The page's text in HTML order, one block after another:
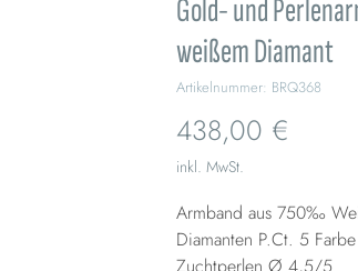
Gold- und
weißem Diamant
Artikelnummer: BRQ368
438,00 €
inkl. MwSt.
Armband aus 750‰
Diamanten P.Ct. 5
Zuchtperlen Ø 4,5/5